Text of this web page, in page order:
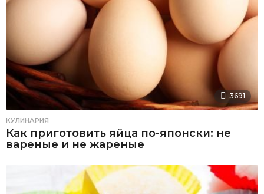
3691
КУЛИНАРИЯ
Как приготовить яйца по-японски: не
вареные и не жареные